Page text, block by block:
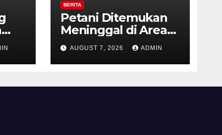
BERITA
Petani Ditemukan
Meninggal di Area
Persawahan
Kalibeji, Polisi
Pastikan Tidak Ada
AUGUST 7, 2026 ADMIN